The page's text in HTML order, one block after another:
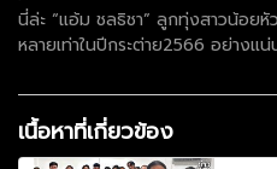
นี่ล่ะ “แอ้ม ชลธิชา” ลูกทุ่งสาวน้อย
หลายเท่าในปีกระต่าย2566 อย่างแ
เนื้อหาที่เกี่ยวข้อง